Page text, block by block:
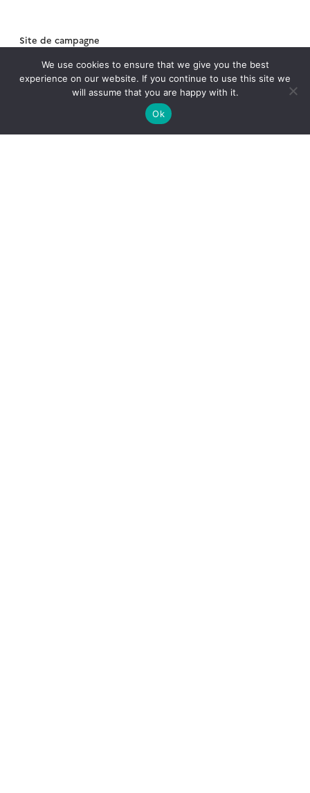
Site de campagne
https://observations.ipsl.fr/aeris/eurec4a/#/
We use cookies to ensure that we give you the best
experience on our website. If you continue to use this site we
will assume that you are happy with it.
Ok